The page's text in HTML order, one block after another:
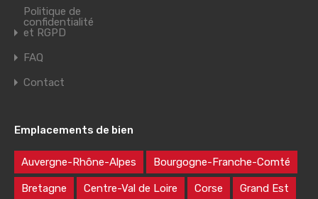
Politique de
confidentialité
et RGPD
FAQ
Contact
Emplacements de bien
Auvergne-Rhône-Alpes Bourgogne-Franche-Comté
Bretagne Centre-Val de Loire Corse Grand Est